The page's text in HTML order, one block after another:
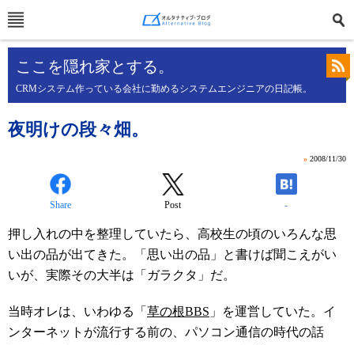
ここを隠れ家とする。
CRMシステム作っている会社に勤めるシステムエンジニアの日記帳。
夜明けの段々畑。
» 2008/11/30
Share Post -
押し入れの中を整理していたら、高校生の頃のいろんな思
い出の品が出てきた。「思い出の品」と書けば聞こえがい
いが、実際その大半は「ガラクタ」だ。
当時オレは、いわゆる「 草の根BBS 」を運営していた。イ
ンターネットが流行する前の、パソコン通信の時代の話